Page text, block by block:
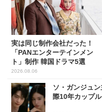
実は同じ制作会社だった！
「PANエンターテインメン
ト」制作 韓国ドラマ5選
2026.08.06
ソ・ガンジュ
際10年カップ